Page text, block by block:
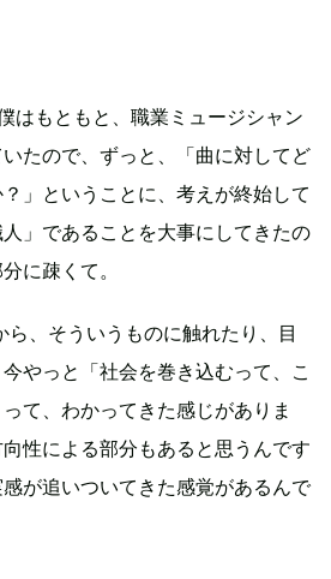
はもともと、職業ミュージシャン
たので、ずっと、「曲に対してど
」ということに、考えが終始して
」であることを大事にしてきたの
に疎くて。
、そういうものに触れたり、目
やっと「社会を巻き込むって、こ
て、わかってきた感じがありま
性による部分もあると思うんです
が追いついてきた感覚があるんで